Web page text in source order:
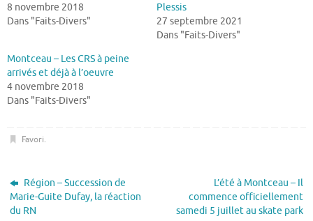
8 novembre 2018
Dans "Faits-Divers"
Plessis
27 septembre 2021
Dans "Faits-Divers"
Montceau – Les CRS à peine
arrivés et déjà à l’oeuvre
4 novembre 2018
Dans "Faits-Divers"
Favori.
Région – Succession de
Marie-Guite Dufay, la réaction
du RN
L’été à Montceau – Il
commence officiellement
samedi 5 juillet au skate park